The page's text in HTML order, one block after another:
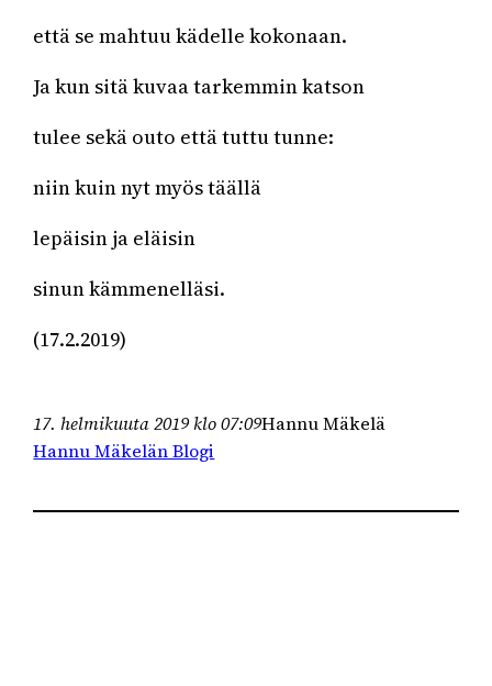
että se mahtuu kädelle kokonaan.
Ja kun sitä kuvaa tarkemmin katson
tulee sekä outo että tuttu tunne:
niin kuin nyt myös täällä
lepäisin ja eläisin
sinun kämmenelläsi.
(17.2.2019)
17. helmikuuta 2019 klo 07:09Hannu Mäkelä
Hannu Mäkelän Blogi